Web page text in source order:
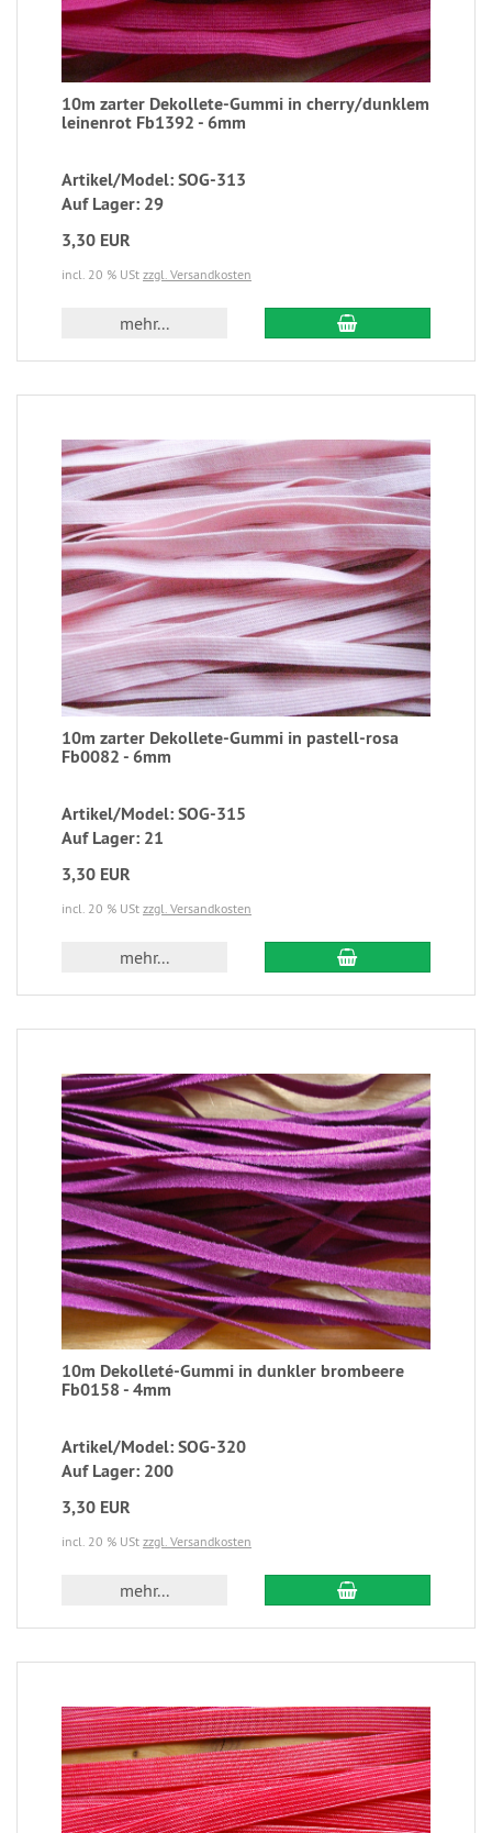
10m zarter Dekollete-Gummi in cherry/dunklem
leinenrot Fb1392 - 6mm
Artikel/Model: SOG-313
Auf Lager: 29
3,30 EUR
incl. 20 % USt zzgl. Versandkosten
mehr...
10m zarter Dekollete-Gummi in pastell-rosa
Fb0082 - 6mm
Artikel/Model: SOG-315
Auf Lager: 21
3,30 EUR
incl. 20 % USt zzgl. Versandkosten
mehr...
10m Dekolleté-Gummi in dunkler brombeere
Fb0158 - 4mm
Artikel/Model: SOG-320
Auf Lager: 200
3,30 EUR
incl. 20 % USt zzgl. Versandkosten
mehr...